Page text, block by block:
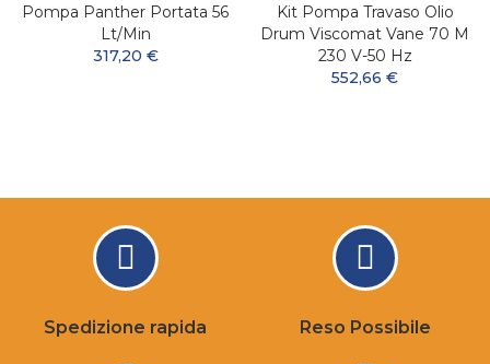
Pompa Panther Portata 56
Lt/min
317,20 €
Kit Pompa Travaso Olio
Drum Viscomat Vane 70 M
230 V-50 Hz
552,66 €
Spedizione rapida Reso Possibile